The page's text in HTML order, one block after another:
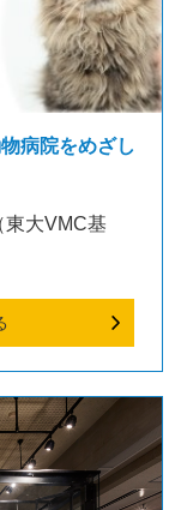
病院をめざし
東大VMC基